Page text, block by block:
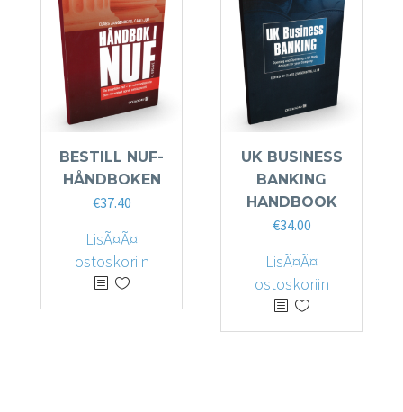
BESTILL NUF-
HÅNDBOKEN
€37.40
LisÃ¤Ã¤
ostoskoriin
UK BUSINESS
BANKING
HANDBOOK
€34.00
LisÃ¤Ã¤
ostoskoriin